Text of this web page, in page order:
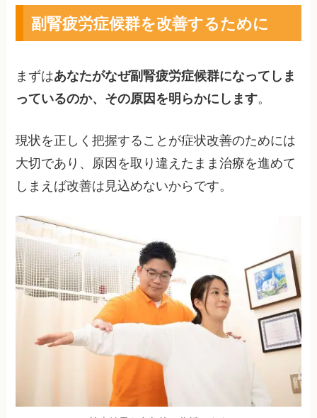
副腎疲労症候群を改善するために
まずはあなたがなぜ副腎疲労症候群になってしま
っているのか、その原因を明らかにします。
現状を正しく把握することが症状改善のためには
大切であり、原因を取り違えたまま治療を進めて
しまえば改善は見込めないからです。